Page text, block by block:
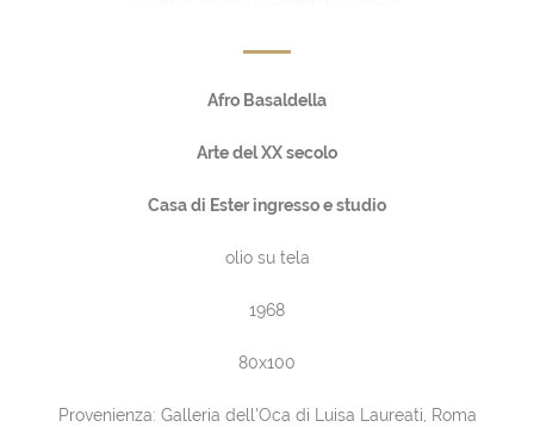
Afro Basaldella
Arte del XX secolo
Casa di Ester ingresso e studio
olio su tela
1968
80x100
Provenienza: Galleria dell'Oca di Luisa Laureati, Roma